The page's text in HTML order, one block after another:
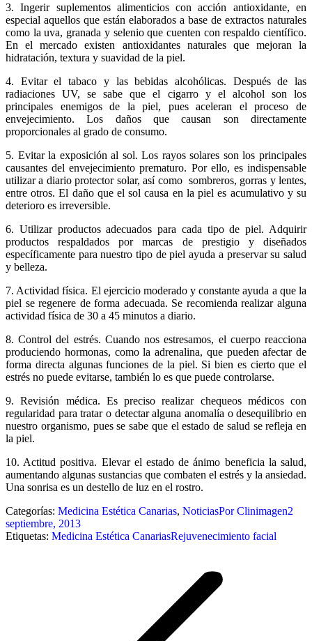
3. Ingerir suplementos alimenticios con acción antioxidante, en
especial aquellos que están elaborados a base de extractos naturales
como la uva, granada y selenio que cuenten con respaldo científico.
En el mercado existen antioxidantes naturales que mejoran la
hidratación, textura y suavidad de la piel.
4. Evitar el tabaco y las bebidas alcohólicas. Después de las
radiaciones UV, se sabe que el cigarro y el alcohol son los
principales enemigos de la piel, pues aceleran el proceso de
envejecimiento. Los daños que causan son directamente
proporcionales al grado de consumo.
5. Evitar la exposición al sol. Los rayos solares son los principales
causantes del envejecimiento prematuro. Por ello, es indispensable
utilizar a diario protector solar, así como sombreros, gorras y lentes,
entre otros. El daño que el sol causa en la piel es acumulativo y su
deterioro es irreversible.
6. Utilizar productos adecuados para cada tipo de piel. Adquirir
productos respaldados por marcas de prestigio y diseñados
específicamente para nuestro tipo de piel ayuda a preservar su salud
y belleza.
7. Actividad física. El ejercicio moderado y constante ayuda a que la
piel se regenere de forma adecuada. Se recomienda realizar alguna
actividad física de 30 a 45 minutos a diario.
8. Control del estrés. Cuando nos estresamos, el cuerpo reacciona
produciendo hormonas, como la adrenalina, que pueden afectar de
forma directa algunas funciones de la piel. Si bien es cierto que el
estrés no puede evitarse, también lo es que puede controlarse.
9. Revisión médica. Es preciso realizar chequeos médicos con
regularidad para tratar o detectar alguna anomalía o desequilibrio en
nuestro organismo, pues se sabe que el estado de salud se refleja en
la piel.
10. Actitud positiva. Elevar el estado de ánimo beneficia la salud,
aumentando algunas sustancias que combaten el estrés y la ansiedad.
Una sonrisa es un destello de luz en el rostro.
Categorías: Medicina Estética Canarias, NoticiasPorClinimagen2
septiembre, 2013
Etiquetas: Medicina Estética CanariasRejuvenecimiento facial